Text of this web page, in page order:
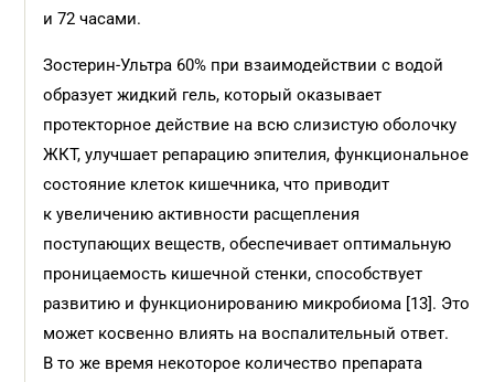
и 72 часами.
Зостерин-Ультра 60% при взаимодействии с водой
образует жидкий гель, который оказывает
протекторное действие на всю слизистую оболочку
ЖКТ, улучшает репарацию эпителия, функциональное
сос­тояние клеток кишечника, что приводит
к увеличению активности расщепления
поступающих веществ, обеспечивает оптимальную
проницаемость кишечной стенки, способствует
развитию и функционированию микробиома [13]. Это
может косвенно влиять на воспалительный ответ.
В то же время некоторое количество препарата